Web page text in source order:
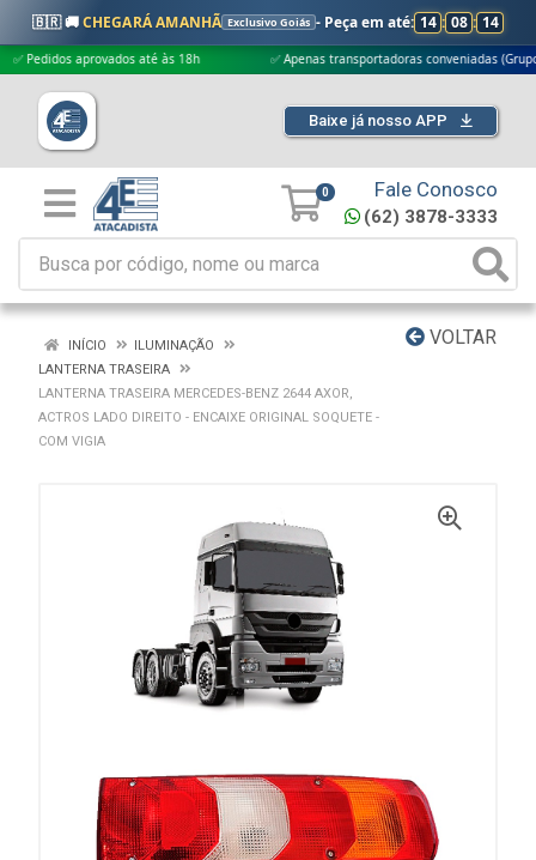
🇧🇷 🚚CHEGARÁ AMANHÃ Exclusivo Goiás - Peça em até: 14 : 08 : 14
aprovados até às 18h ✅ Apenas transportadoras conveniadas (Grupo G5)
Baixe já nosso APP
0 Fale Conosco
(62) 3878-3333
VOLTAR
INÍCIO
ILUMINAÇÃO
LANTERNA TRASEIRA
LANTERNA TRASEIRA MERCEDES-BENZ 2644 AXOR,
ACTROS LADO DIREITO - ENCAIXE ORIGINAL SOQUETE -
COM VIGIA